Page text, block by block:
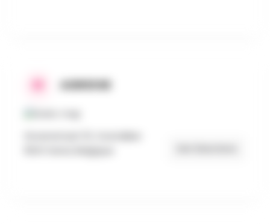
ADRESSE